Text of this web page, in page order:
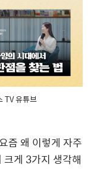
TV 유튜브
즘 왜 이렇게 자주
게 3가지 생각해